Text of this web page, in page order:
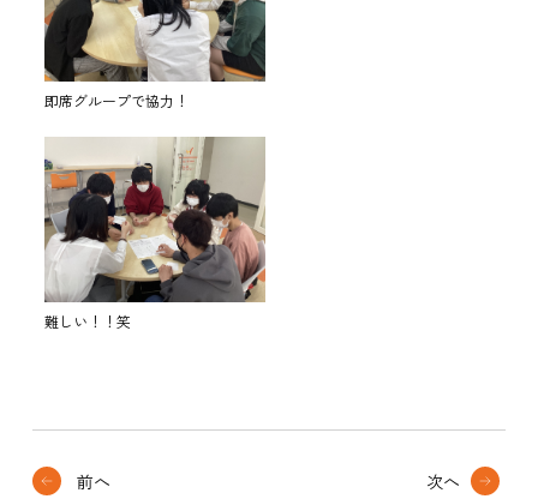
即席グループで協力！
難しい！！笑
前へ 次へ